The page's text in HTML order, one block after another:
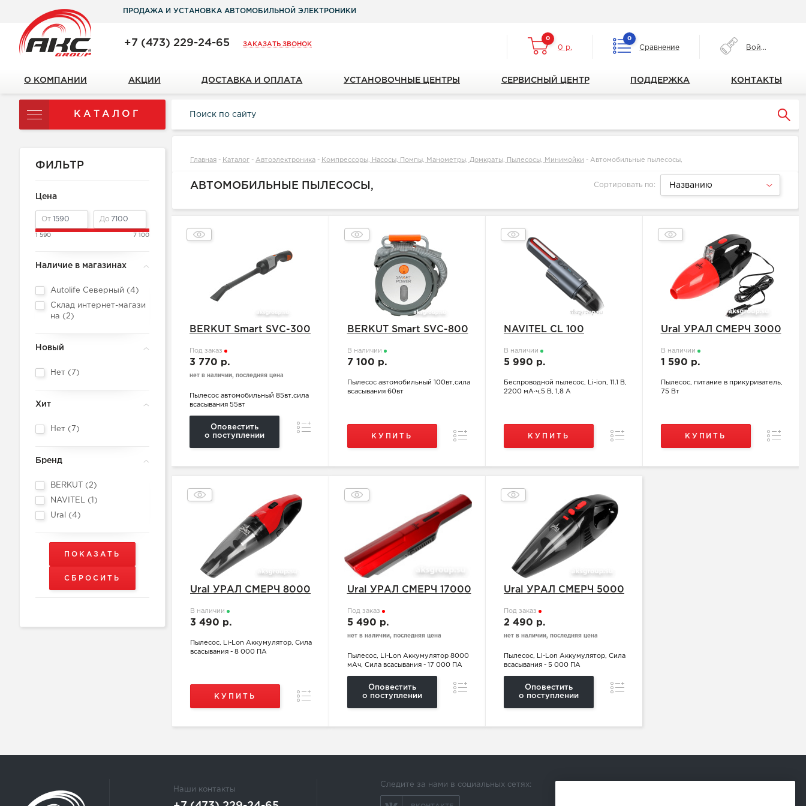
ПРОДАЖА И УСТАНОВКА АВТОМОБИЛЬНОЙ ЭЛЕКТРОНИКИ
+7 (473) 229-24-65 ЗАКАЗАТЬ ЗВОНОК
0
0 р.
0
Сравнение Войти
О КОМПАНИИ АКЦИИ ДОСТАВКА И ОПЛАТА УСТАНОВОЧНЫЕ ЦЕНТРЫ СЕРВИСНЫЙ ЦЕНТР ПОДДЕРЖКА КОНТАКТЫ
КАТАЛОГ
ФИЛЬТР
Цена
От До
1 590 7 100
Наличие в магазинах
Autolife Северный (4)
Склад интернет-магази
на ( 2)
Новый
Нет ( 7)
Хит
Нет ( 7)
Бренд
BERKUT ( 2)
NAVITEL ( )
Ural (4)
Главная - Каталог - Автоэлектроника - Компрессоры, Насосы, Помпы, Манометры, Домкраты, Пылесосы, Минимойки - Автомобильные пылесосы,
АВТОМОБИЛЬНЫЕ ПЫЛЕСОСЫ, Сортировать по: Названию
BERKUT Smart SVС-300
Под заказ
3 770 р.
нет в наличии, последняя цена
Пылесос автомобильный 85вт,сила
всасывания 55вт
Оповестить
о поступлении
Сравнение
BERKUT Smart SVС-800
В наличии
7 100 р.
Пылесос автомобильный 100вт,сила
всасывания 60вт
КУПИТЬ Сравнение
NAVITEL CL 100
В наличии
5 990 р.
Беспроводной пылесос, Li-ion, 11.1 В,
2200 мА∙ч,5 В, 1,8 А
КУПИТЬ Сравнение
Ural УРАЛ СМЕРЧ 3000
В наличии
1 590 р.
Пылесос, питание в прикуриватель,
75 Вт
КУПИТЬ
Ural УРАЛ СМЕРЧ 8000
В наличии
3 490 р.
Пылесос, Li-Lon Аккумулятор, Сила
всасывания - 8 000 ПА
КУПИТЬ Сравнение
Ural УРАЛ СМЕРЧ 17000
Под заказ
5 490 р.
нет в наличии, последняя цена
Пылесос, Li-Lon Аккумулятор 8000
мАч, Сила всасывания - 17 000 ПА
Оповестить
о поступлении
Сравнение
Ural УРАЛ СМЕРЧ 5000
Под заказ
2 490 р.
нет в наличии, последняя цена
Пылесос, Li-Lon Аккумулятор, Сила
всасывания - 5 000 ПА
Оповестить
о поступлении
Сравнение
Наши контакты
Следите за нами в социальных сетях: